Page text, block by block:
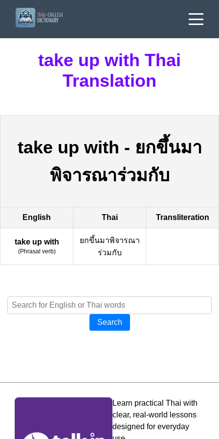
take up with Thai
Translation
take up with - ยกขึ้นมา
พิจารณาร่วมกับ
English Thai Transliteration
take up with
(Phrasal verb)
ยกขึ้นมาพิจารณา
ร่วมกับ
Search
Learn practical Thai with
clear, real-world lessons
designed for everyday